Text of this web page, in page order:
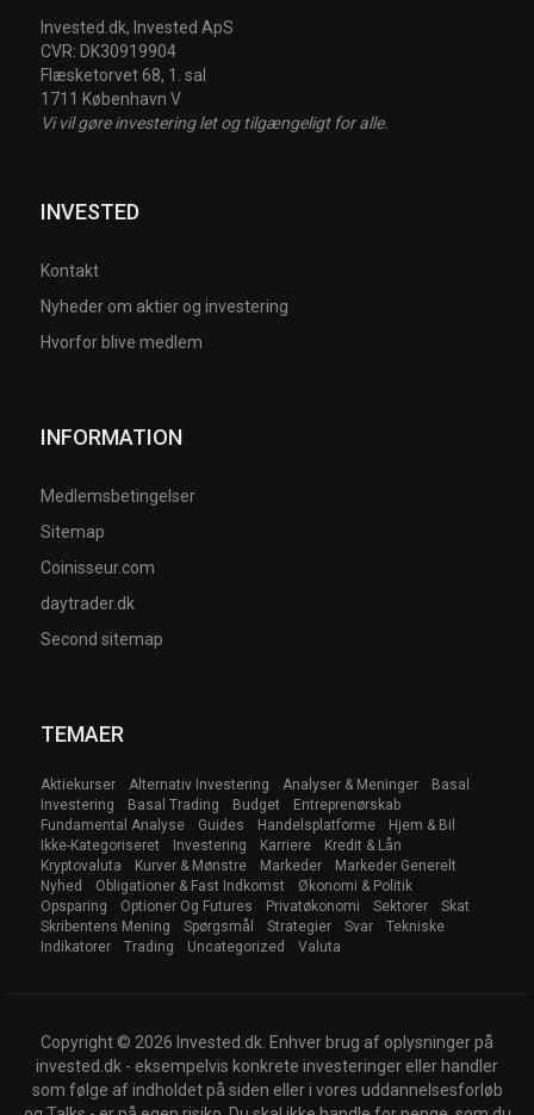
Invested.dk, Invested ApS
CVR: DK30919904
Flæsketorvet 68, 1. sal
1711 København V
Vi vil gøre investering let og tilgængeligt for alle.
INVESTED
Kontakt
Nyheder om aktier og investering
Hvorfor blive medlem
INFORMATION
Medlemsbetingelser
Sitemap
Coinisseur.com
daytrader.dk
Second sitemap
TEMAER
Aktiekurser Alternativ Investering Analyser & Meninger
Basal
Investering
Basal Trading Budget
Entreprenørskab
Fundamental Analyse
Guides Handelsplatforme
Hjem & Bil
Ikke-Kategoriseret
Investering Karriere
Kredit & Lån
Kryptovaluta
Kurver & Mønstre Markeder
Markeder Generelt
Nyhed
Obligationer & Fast Indkomst
Økonomi & Politik
Opsparing
Optioner Og Futures Privatøkonomi Sektorer
Skat
Skribentens Mening
Spørgsmål Strategier Svar
Tekniske
Indikatorer
Trading Uncategorized Valuta
Copyright © 2026 Invested.dk. Enhver brug af oplysninger på
invested.dk - eksempelvis konkrete investeringer eller handler
som følge af indholdet på siden eller i vores uddannelsesforløb